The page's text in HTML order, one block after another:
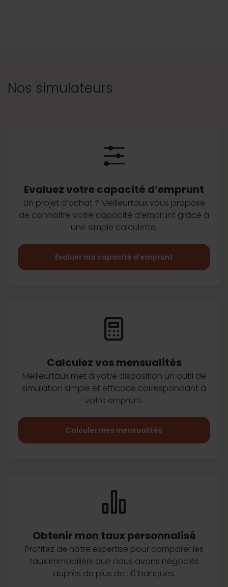
Nos simulateurs
Evaluez votre capacité d’emprunt
Un projet d’achat ? Meilleurtaux vous propose
de connaître votre capacité d’emprunt grâce à
une simple calculette.
Évaluer ma capacité d'emprunt
Calculez vos mensualités
Meilleurtaux met à votre disposition un outil de
simulation simple et efficace correspondant à
votre emprunt.
Calculer mes mensualités
Obtenir mon taux personnalisé
Profitez de notre expertise pour comparer les
taux immobiliers que nous avons négociés
auprès de plus de 110 banques.